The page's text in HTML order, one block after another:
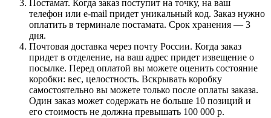
Постамат. Когда заказ поступит на точку, на ваш
телефон или e-mail придет уникальный код. Заказ нужно
оплатить в терминале постамата. Срок хранения — 3
дня.
Почтовая доставка через почту России. Когда заказ
придет в отделение, на ваш адрес придет извещение о
посылке. Перед оплатой вы можете оценить состояние
коробки: вес, целостность. Вскрывать коробку
самостоятельно вы можете только после оплаты заказа.
Один заказ может содержать не больше 10 позиций и
его стоимость не должна превышать 100 000 р.